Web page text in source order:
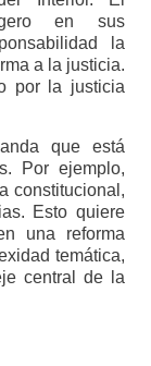
en sus
la
a la justicia.
por la justicia
que está
Por ejemplo,
constitucional,
Esto quiere
una reforma
temática,
central de la